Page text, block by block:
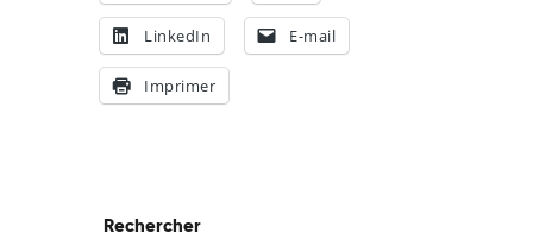
LinkedIn E-mail
Imprimer
Rechercher